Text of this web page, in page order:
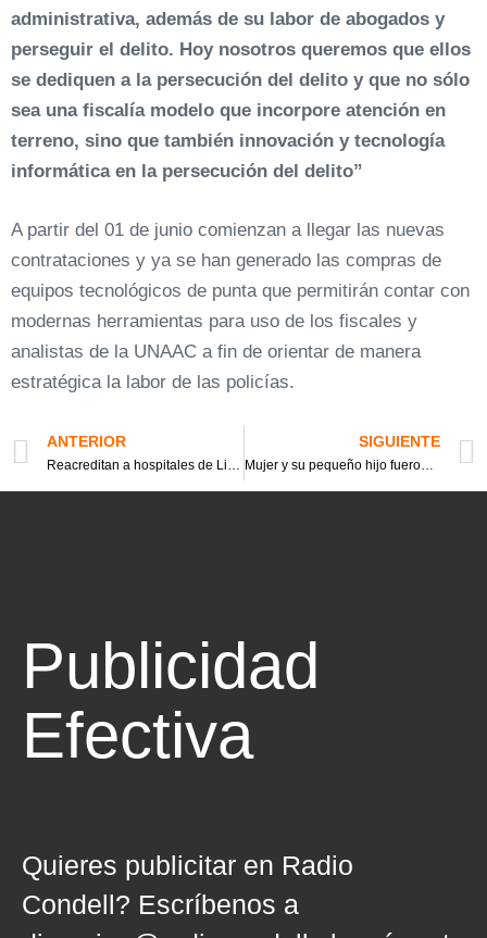
administrativa, además de su labor de abogados y
perseguir el delito. Hoy nosotros queremos que ellos
se dediquen a la persecución del delito y que no sólo
sea una fiscalía modelo que incorpore atención en
terreno, sino que también innovación y tecnología
informática en la persecución del delito”
A partir del 01 de junio comienzan a llegar las nuevas
contrataciones y ya se han generado las compras de
equipos tecnológicos de punta que permitirán contar con
modernas herramientas para uso de los fiscales y
analistas de la UNAAC a fin de orientar de manera
estratégica la labor de las policías.
ANTERIOR
Reacreditan a hospitales de Licantén y Molina
SIGUIENTE
Mujer y su pequeño hijo fueron víctimas de intento de rapto en el sector El Maitén
Publicidad
Efectiva
Quieres publicitar en Radio
Condell? Escríbenos a